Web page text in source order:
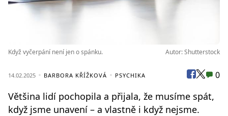
Když vyčerpání není jen o spánku. Autor: Shutterstock
14.02.2025 BARBORA KŘÍŽKOVÁ PSYCHIKA 0
Většina lidí pochopila a přijala, že musíme spát,
když jsme unavení – a vlastně i když nejsme.